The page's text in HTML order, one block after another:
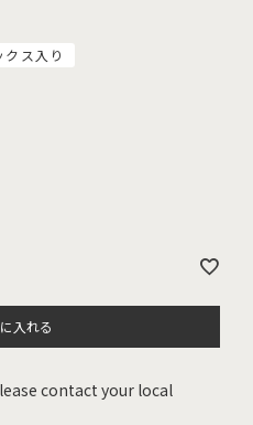
クス入り
入れる
contact your local